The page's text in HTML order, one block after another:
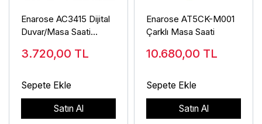
Enarose AC3415 Dijital
Duvar/Masa Saati
3.720,00 TL
Sepete Ekle
Satın Al
Enarose AT5CK-M001
Çarklı Masa Saati
10.680,00 TL
Sepete Ekle
Satın Al